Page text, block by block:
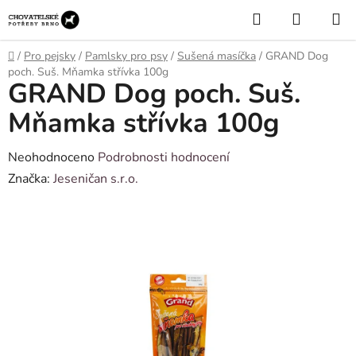
na
obsah
Hledat
KOŠÍK
Domů
/ Pro pejsky / Pamlsky pro psy / Sušená masíčka / GRAND Dog
poch. Suš. Mňamka střívka 100g
GRAND Dog poch. Suš.
Mňamka střívka 100g
Průměrné
hodnocení
Neohodnoceno Podrobnosti hodnocení
Značka: Jeseničan s.r.o.